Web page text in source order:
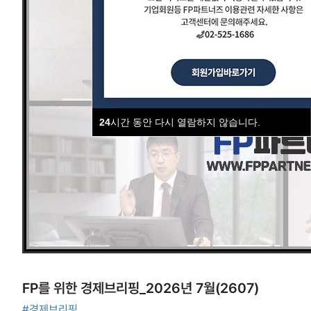
24시간 동안 다시 열람하지 않습니다.
FP를 위한 경제브리핑_2026년 7월(2607)